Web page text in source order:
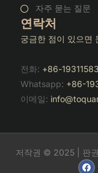
자주 묻는 질문
연락처
궁금한 점이 있으면
전화: +86-
Whatsapp: +86-
이메일:
저작권 © 2025 | 판
F